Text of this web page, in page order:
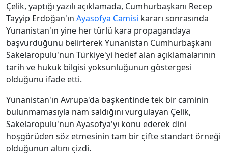
Çelik, yaptığı yazılı açıklamada, Cumhurbaşkanı Recep
Tayyip Erdoğan'ın Ayasofya Camisi kararı sonrasında
Yunanistan'ın yine her türlü kara propagandaya
başvurduğunu belirterek Yunanistan Cumhurbaşkanı
Sakelaropulu'nun Türkiye'yi hedef alan açıklamalarının
tarih ve hukuk bilgisi yoksunluğunun göstergesi
olduğunu ifade etti.
Yunanistan'ın Avrupa'da başkentinde tek bir caminin
bulunmamasıyla nam saldığını vurgulayan Çelik,
Sakelaropulu'nun Ayasofya'yı konu ederek dini
hoşgörüden söz etmesinin tam bir çifte standart örneği
olduğunun altını çizdi.